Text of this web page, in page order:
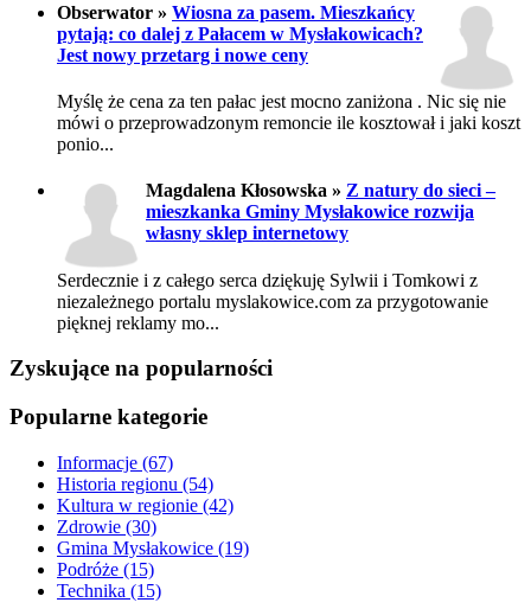
Obserwator » Wiosna za pasem. Mieszkańcy
pytają: co dalej z Pałacem w Mysłakowicach?
Jest nowy przetarg i nowe ceny
Myślę że cena za ten pałac jest mocno zaniżona . Nic się nie
mówi o przeprowadzonym remoncie ile kosztował i jaki koszt
ponio...
Magdalena Kłosowska » Z natury do sieci –
mieszkanka Gminy Mysłakowice rozwija
własny sklep internetowy
Serdecznie i z całego serca dziękuję Sylwii i Tomkowi z
niezależnego portalu myslakowice.com za przygotowanie
pięknej reklamy mo...
Zyskujące na popularności
Popularne kategorie
Informacje (67)
Historia regionu (54)
Kultura w regionie (42)
Zdrowie (30)
Gmina Mysłakowice (19)
Podróże (15)
Technika (15)